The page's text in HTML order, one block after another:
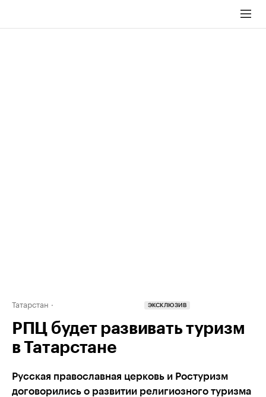
Татарстан ЭКСКЛЮЗИВ
РПЦ будет развивать туризм
в Татарстане
Русская православная церковь и Ростуризм
договорились о развитии религиозного туризма